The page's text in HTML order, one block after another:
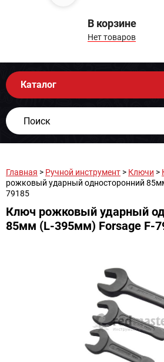
В корзине
Нет товаров
Каталог
Главная > Ручной инструмент > Ключи >
рожковый ударный односторонний
79185
Ключ рожковый ударный
85мм (L-395мм) Forsage F-